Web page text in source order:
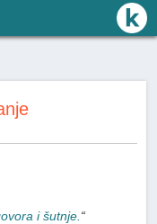
i šutnje. “